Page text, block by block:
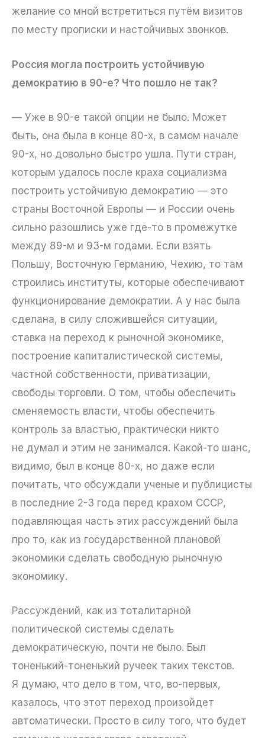
желание со мной встретиться путём визитов
по месту прописки и настойчивых звонков.
Россия могла построить устойчивую
демократию в 90-е? Что пошло не так?
— Уже в 90-е такой опции не было. Может
быть, она была в конце 80-х, в самом начале
90-х, но довольно быстро ушла. Пути стран,
которым удалось после краха социализма
построить устойчивую демократию — это
страны Восточной Европы — и России очень
сильно разошлись уже где-то в промежутке
между 89-м и 93-м годами. Если взять
Польшу, Восточную Германию, Чехию, то там
строились институты, которые обеспечивают
функционирование демократии. А у нас была
сделана, в силу сложившейся ситуации,
ставка на переход к рыночной экономике,
построение капиталистической системы,
частной собственности, приватизации,
свободы торговли. О том, чтобы обеспечить
сменяемость власти, чтобы обеспечить
контроль за властью, практически никто
не думал и этим не занимался. Какой-то шанс,
видимо, был в конце 80-х, но даже если
почитать, что обсуждали ученые и публицисты
в последние 2-3 года перед крахом СССР,
подавляющая часть этих рассуждений была
про то, как из государственной плановой
экономики сделать свободную рыночную
экономику.
Рассуждений, как из тоталитарной
политической системы сделать
демократическую, почти не было. Был
тоненький-тоненький ручеек таких текстов.
Я думаю, что дело в том, что, во-первых,
казалось, что этот переход произойдет
автоматически. Просто в силу того, что будет